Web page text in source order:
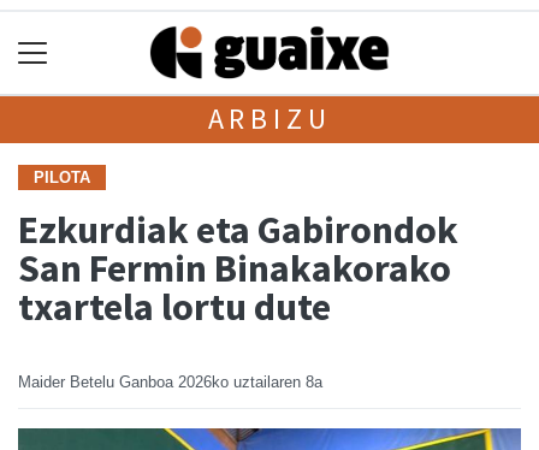
ARBIZU
PILOTA
Ezkurdiak eta Gabirondok
San Fermin Binakakorako
txartela lortu dute
Maider Betelu Ganboa 2026ko uztailaren 8a